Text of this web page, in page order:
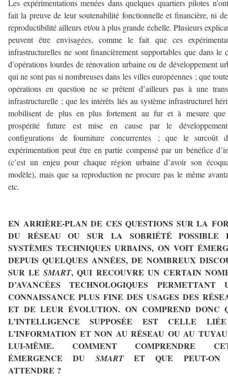
Les expérimentations menées dans quelques quartiers pilotes
fait la preuve de leur soutenabilité fonctionnelle et financière, ni
reproductibilité ailleurs et/ou à plus grande échelle. Plusieurs
peuvent être envisagées, comme le fait que ces
infrastructurelles ne sont financièrement supportables que dans le
d’opérations lourdes de rénovation urbaine ou de développement
qui ne sont pas si nombreuses dans les villes européennes ; que
opérations en question ne se prêtent d’ailleurs pas à une
infrastructurelle ; que les intérêts liés au système infrastructurel
mobilisent de plus en plus fortement au fur et à mesure
prospérité future est mise en cause par le
configurations de fourniture concurrentes ; que le surcoût
expérimentation peut être en partie compensé par un bénéfice
(c’est un enjeu pour chaque région urbaine d’avoir son
modèle), mais que sa reproduction ne procure pas le même
etc.
EN ARRIÈRE-PLAN DE CES QUESTIONS SUR LA
DU RÉSEAU OU SUR LA SOBRIÉTÉ POSSIBLE
SYSTÈMES TECHNIQUES URBAINS, ON VOIT
DEPUIS QUELQUES ANNÉES, DE NOMBREUX
SUR LESMART, QUI RECOUVRE UN CERTAIN
D’AVANCÉES TECHNOLOGIQUES PERMETTANT
CONNAISSANCE PLUS FINE DES USAGES DES
ET DE LEUR ÉVOLUTION. ON COMPREND DONC
L’INTELLIGENCE SUPPOSÉE EST CELLE
L’INFORMATION ET NON AU RÉSEAU OU AU
LUI-MÊME. COMMENT COMPRENDRE
ÉMERGENCE DU SMARTET QUE PEUT-ON
ATTENDRE ?